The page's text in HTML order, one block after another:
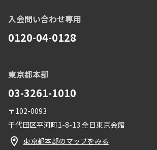
入会問い合わせ専用
0120-04-0128
東京都本部
03-3261-1010
〒102-0093
千代田区平河町1-8-13 全日東京会館
東京都本部のマップをみる